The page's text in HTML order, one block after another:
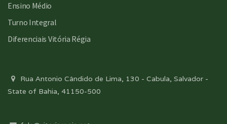
Ensino Médio
Turno Integral
Diferenciais Vitória Régia
Rua Antonio Cândido de Lima, 130 - Cabula, Salvador -
State of Bahia, 41150-500